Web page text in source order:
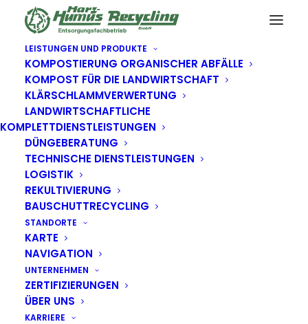
LEISTUNGEN UND PRODUKTE
KOMPOSTIERUNG ORGANISCHER ABFÄLLE
KOMPOST FÜR DIE LANDWIRTSCHAFT
KLÄRSCHLAMMVERWERTUNG
LANDWIRTSCHAFTLICHE
KOMPLETTDIENSTLEISTUNGEN
DÜNGEBERATUNG
TECHNISCHE DIENSTLEISTUNGEN
LOGISTIK
REKULTIVIERUNG
BAUSCHUTTRECYCLING
STANDORTE
KARTE
NAVIGATION
UNTERNEHMEN
ZERTIFIZIERUNGEN
ÜBER UNS
KARRIERE
MAHNDORF
Dieser Inhalt ist passwortgeschützt. Bitte gib unten